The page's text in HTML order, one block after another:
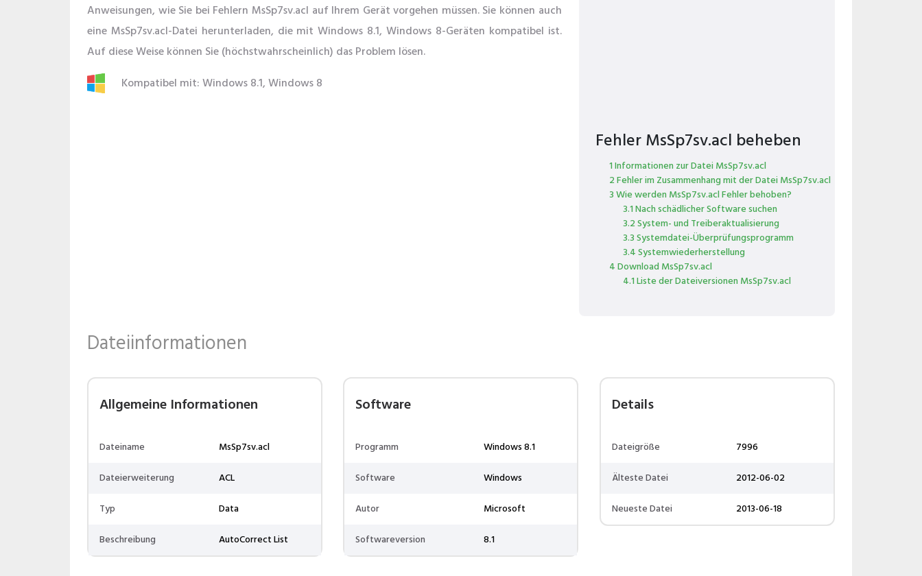
Anweisungen, wie Sie bei Fehlern MsSp7sv.acl auf Ihrem Gerät vorgehen müssen. Sie können auch
eine MsSp7sv.acl-Datei herunterladen, die mit Windows 8.1, Windows 8-Geräten kompatibel ist.
Auf diese Weise können Sie (höchstwahrscheinlich) das Problem lösen.
Kompatibel mit: Windows 8.1, Windows 8
Fehler MsSp7sv.acl beheben
1 Informationen zur Datei MsSp7sv.acl
2 Fehler im Zusammenhang mit der Datei MsSp7sv.acl
3 Wie werden MsSp7sv.acl Fehler behoben?
3.1 Nach schädlicher Software suchen
3.2 System- und Treiberaktualisierung
3.3 Systemdatei-Überprüfungsprogramm
3.4 Systemwiederherstellung
4 Download MsSp7sv.acl
4.1 Liste der Dateiversionen MsSp7sv.acl
Dateiinformationen
Allgemeine Informationen
Dateiname
MsSp7sv.acl
Dateierweiterung
ACL
Typ
Data
Beschreibung
AutoCorrect List
Software
Programm
Windows 8.1
Software
Windows
Autor
Microsoft
Softwareversion
8.1
Details
Dateigröße
7996
Älteste Datei
2012-06-02
Neueste Datei
2013-06-18